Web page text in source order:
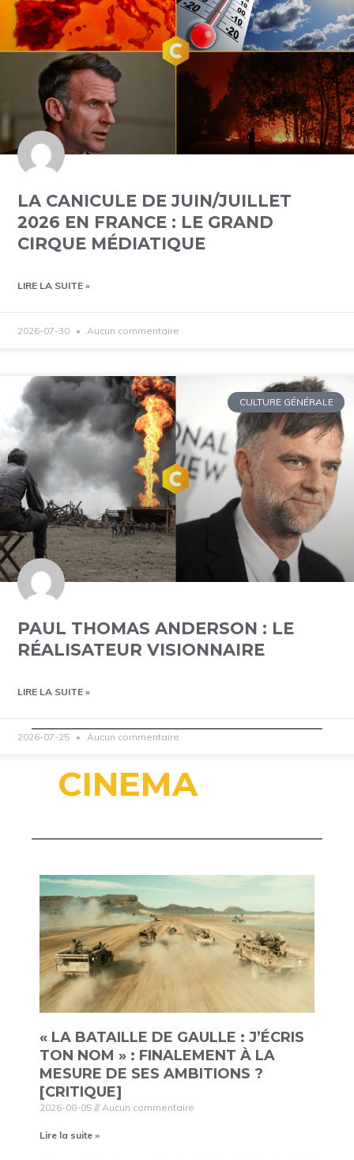
LA CANICULE DE JUIN/JUILLET
2026 EN FRANCE : LE GRAND
CIRQUE MÉDIATIQUE
LIRE LA SUITE »
2026-07-30 Aucun commentaire
CULTURE GÉNÉRALE
PAUL THOMAS ANDERSON : LE
RÉALISATEUR VISIONNAIRE
LIRE LA SUITE »
2026-07-25 Aucun commentaire
CINEMA
« LA BATAILLE DE GAULLE : J’ÉCRIS
TON NOM » : FINALEMENT À LA
MESURE DE SES AMBITIONS ?
[CRITIQUE]
2026-08-05 Aucun commentaire
Lire la suite »